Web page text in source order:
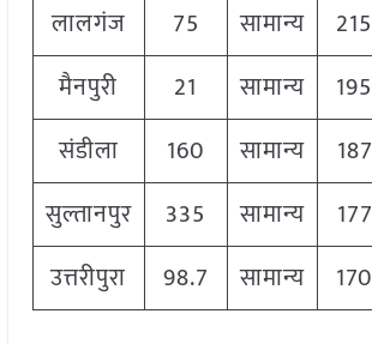
लालगंज
75 सामान्य
मैनपुरी
21 सामान्य
संडीला
160 सामान्य
सुल्तानपुर
335 सामान्य
उत्तरीपुरा
98.7 सामान्य